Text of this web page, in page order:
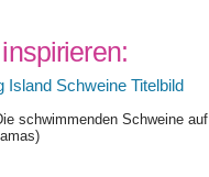
schwimmenden Schweine auf